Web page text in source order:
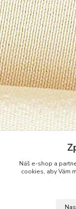
Zboží zařazeno
Náš e-shop a
cookies, aby Vám